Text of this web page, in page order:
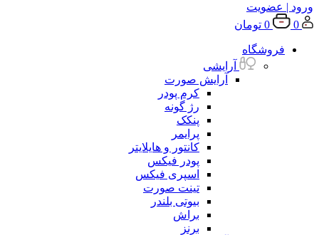
ورود | عضویت
0
0 تومان
فروشگاه
آرایشی
آرایش صورت
کرم پودر
رژ گونه
پنکک
پرایمر
کانتور و هایلایتر
پودر فیکس
اسپری فیکس
تینت صورت
بیوتی بلندر
براش
برنز